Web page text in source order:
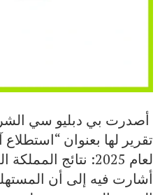
أصدرت بي دبليو سي
تقرير لها بعنوان
لعام 2025: نتائج
أشارت فيه إلى أن